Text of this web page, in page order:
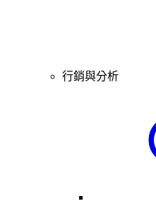
行銷與分析